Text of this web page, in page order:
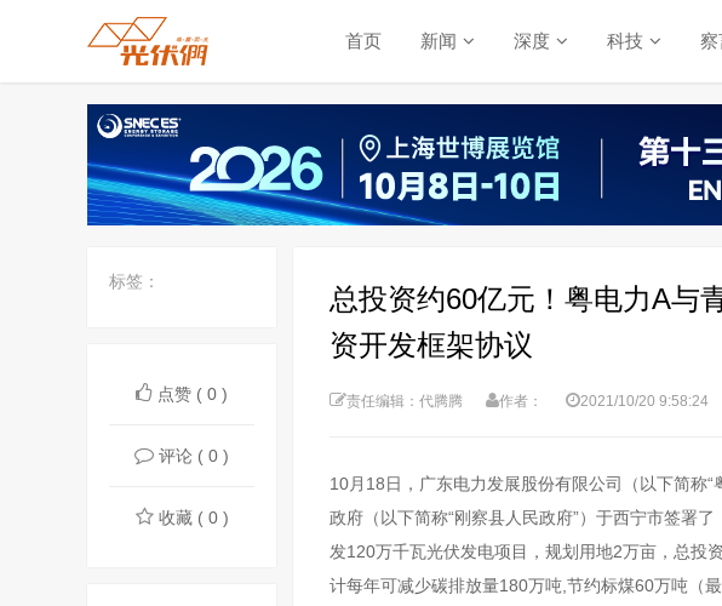
首页 新闻 深度 科技 察
标签：
点赞 ( 0 )
评论 ( 0 )
收藏 ( 0 )
总投资约60亿元！粤电力A与
资开发框架协议
责任编辑：代腾腾 作者： 2021/10/20 9:58:24
10月18日，广东电力发展股份有限公司（以下简称
政府（以下简称“刚察县人民政府”）于西宁市签署
发120万千瓦光伏发电项目，规划用地2万亩，总投
计每年可减少碳排放量180万吨,节约标煤60万吨（